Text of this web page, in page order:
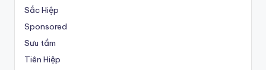
Sắc Hiệp
Sponsored
Sưu tầm
Tiên Hiệp